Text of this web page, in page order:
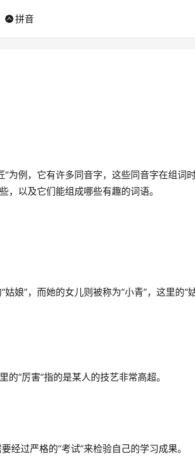
拼音
例，它有许多同音字，这些同音字在组词
，以及它们能组成哪些有趣的词语。
娘”，而她的女儿则被称为“小青”，这里的“
“厉害”指的是某人的技艺非常高超。
经过严格的“考试”来检验自己的学习成果。